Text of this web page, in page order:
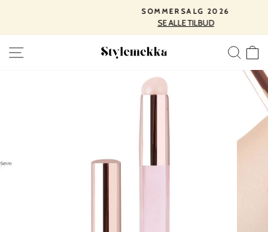
indhold
Pause
SOMMERSALG 2026
SE ALLE TILBUD
SIDE NAVIGATION